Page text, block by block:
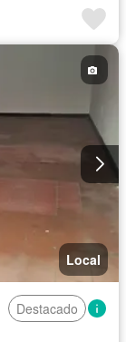
Local
Destacado